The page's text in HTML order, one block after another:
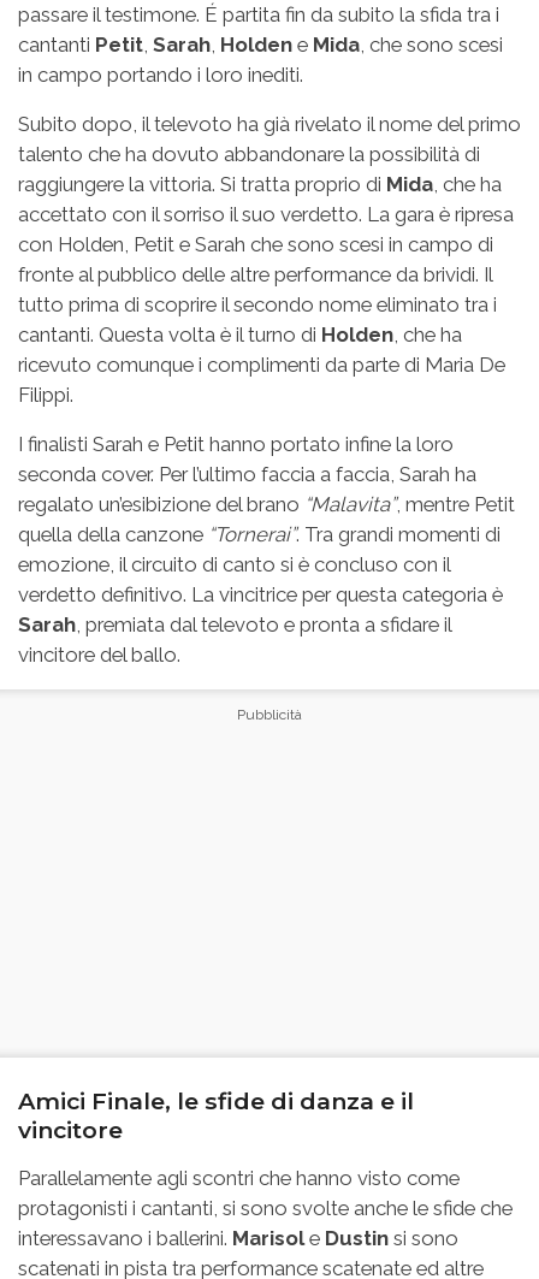
passare il testimone. É partita fin da subito la sfida tra i
cantanti Petit Sarah Holden e Mida , che sono scesi
in campo portando i loro inediti.
Subito dopo, il televoto ha già rivelato il nome del primo
talento che ha dovuto abbandonare la possibilità di
raggiungere la vittoria. Si tratta proprio di Mida , che ha
accettato con il sorriso il suo verdetto. La gara è ripresa
con Holden, Petit e Sarah che sono scesi in campo di
fronte al pubblico delle altre performance da brividi. Il
tutto prima di scoprire il secondo nome eliminato tra i
cantanti. Questa volta è il turno di Holden , che ha
ricevuto comunque i complimenti da parte di Maria De
Filippi.
I finalisti Sarah e Petit hanno portato infine la loro
seconda cover. Per l’ultimo faccia a faccia, Sarah ha
regalato un’esibizione del brano “Malavita”, mentre Petit
quella della canzone “Tornerai”. Tra grandi momenti di
emozione, il circuito di canto si è concluso con il
verdetto definitivo. La vincitrice per questa categoria è
Sarah , premiata dal televoto e pronta a sfidare il
vincitore del ballo.
Amici Finale, le sfide di danza e il
vincitore
Parallelamente agli scontri che hanno visto come
protagonisti i cantanti, si sono svolte anche le sfide che
interessavano i ballerini. Marisole Dustin si sono
scatenati in pista tra performance scatenate ed altre